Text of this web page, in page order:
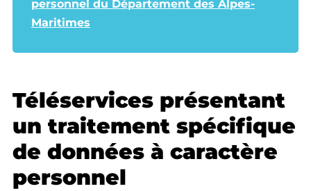
personnel du Département des Alpes-
Maritimes
Téléservices présentant
un traitement spécifique
de données à caractère
personnel